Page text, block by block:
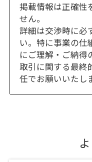
掲載情報は正確性
せん。
詳細は交渉時に必
い。特に事業の仕
にご理解・ご納得
取引に関する最終
任でお願いいたし